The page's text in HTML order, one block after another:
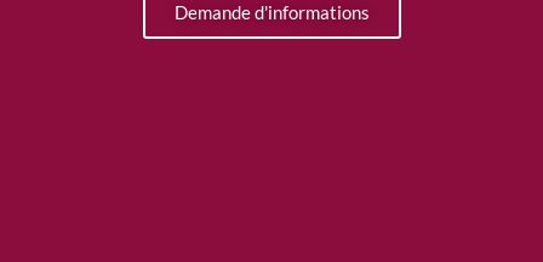
Demande d'informations